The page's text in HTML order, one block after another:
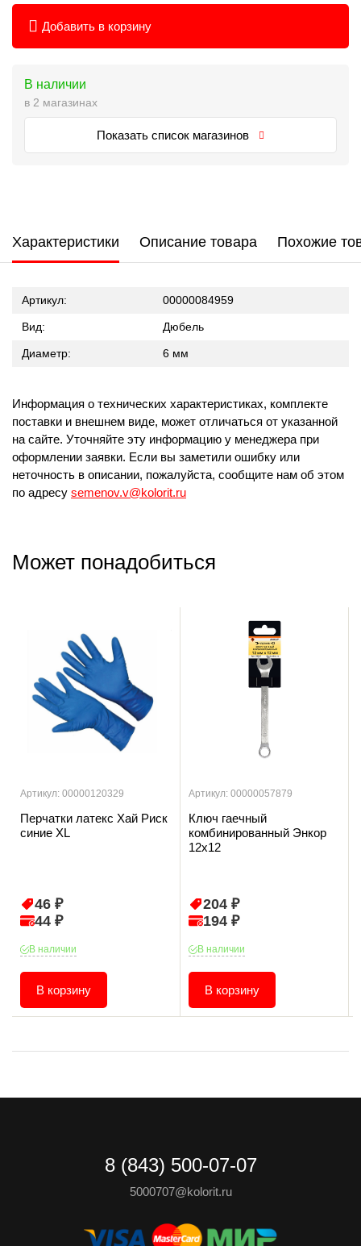
Добавить в корзину
В наличии
в 2 магазинах
Показать список магазинов
Характеристики Описание товара Похожие
Артикул: 00000084959
Вид: Дюбель
Диаметр: 6 мм
Информация о технических характеристиках, комплекте
поставки и внешнем виде, может отличаться от указанной
на сайте. Уточняйте эту информацию у менеджера при
оформлении заявки. Если вы заметили ошибку или
неточность в описании, пожалуйста, сообщите нам об этом
по адресу semenov.v@kolorit.ru
Может понадобиться
Артикул: 00000120329
Перчатки латекс Хай Риск
синие ХL
46 ₽
44 ₽
В наличии
В корзину
Артикул: 00000057879
Ключ гаечный
комбинированный Энкор
12х12
204 ₽
194 ₽
В наличии
В корзину
8 (843) 500-07-07
5000707@kolorit.ru